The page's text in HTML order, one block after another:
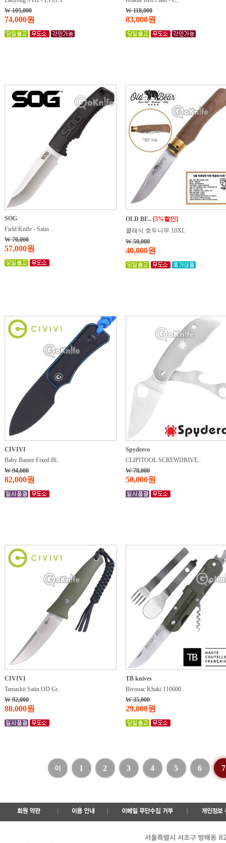
W 105,000
74,000원
W 118,000
83,000원
SOG
Field Knife - Satin ..
W 70,000
57,000원
OLD BE.. [5%할인]
클래식 호두나무 10XL
W 50,000
40,000원
CIVIVI
Baby Banter Fixed Bl..
W 94,000
82,000원
Spyderco
CLIPITOOL SCREWDRIVE..
W 78,000
50,000원
CIVIVI
Tamashii Satin OD Gr..
W 92,000
88,000원
TB knives
Bivouac Khaki 110600..
W 35,000
29,000원
이
1 2 3 4 5 6 7